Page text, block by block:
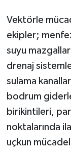
Vektörle
ekipler;
suyu
drenaj
sulama
bodrum
birikintileri,
noktalarında
uçkun